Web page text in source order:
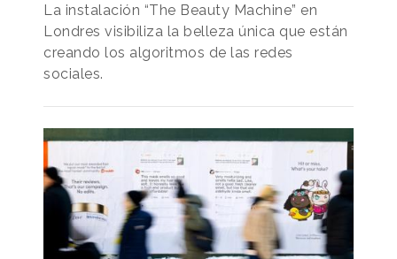
La instalación “The Beauty Machine” en
Londres visibiliza la belleza única que están
creando los algoritmos de las redes
sociales.